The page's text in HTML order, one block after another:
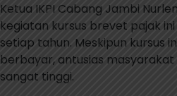
Ketua IKPI Cabang Jambi
kegiatan kursus brevet pajak
setiap tahun. Meskipun kursus
berbayar, antusias
sangat tinggi.